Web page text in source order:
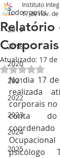
Todos posts
2019
2018
2020
2021
2022
2023
2024
2025
Relatório
Corporais
Instituto
17 de nov.
Atualizado: 17 de
Avaliado
No dia 17
realizada
corporais
conta do
psicólogo